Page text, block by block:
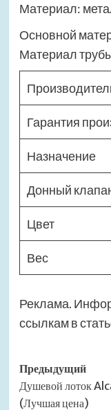
Материал:
Основной
Материал
Гарантия
Назначение
Донный
Цвет
Вес
Реклама.
ссылкам в
Навигация
записи
Предыдущий
Душевой лоток
(Лучшая цена)